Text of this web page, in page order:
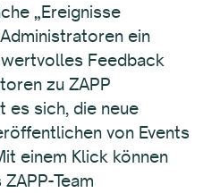
„Ereignisse
ein
Feedback
zu ZAPP
es sich, die neue
von Events
einem Klick können
Team